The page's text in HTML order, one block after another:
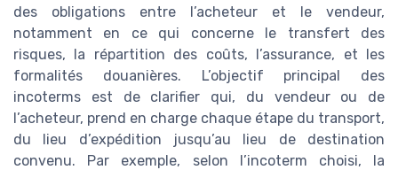
des obligations entre l’acheteur et le vendeur,
notamment en ce qui concerne le transfert des
risques, la répartition des coûts, l’assurance, et les
formalités douanières. L’objectif principal des
incoterms est de clarifier qui, du vendeur ou de
l’acheteur, prend en charge chaque étape du transport,
du lieu d’expédition jusqu’au lieu de destination
convenu. Par exemple, selon l’incoterm choisi, la